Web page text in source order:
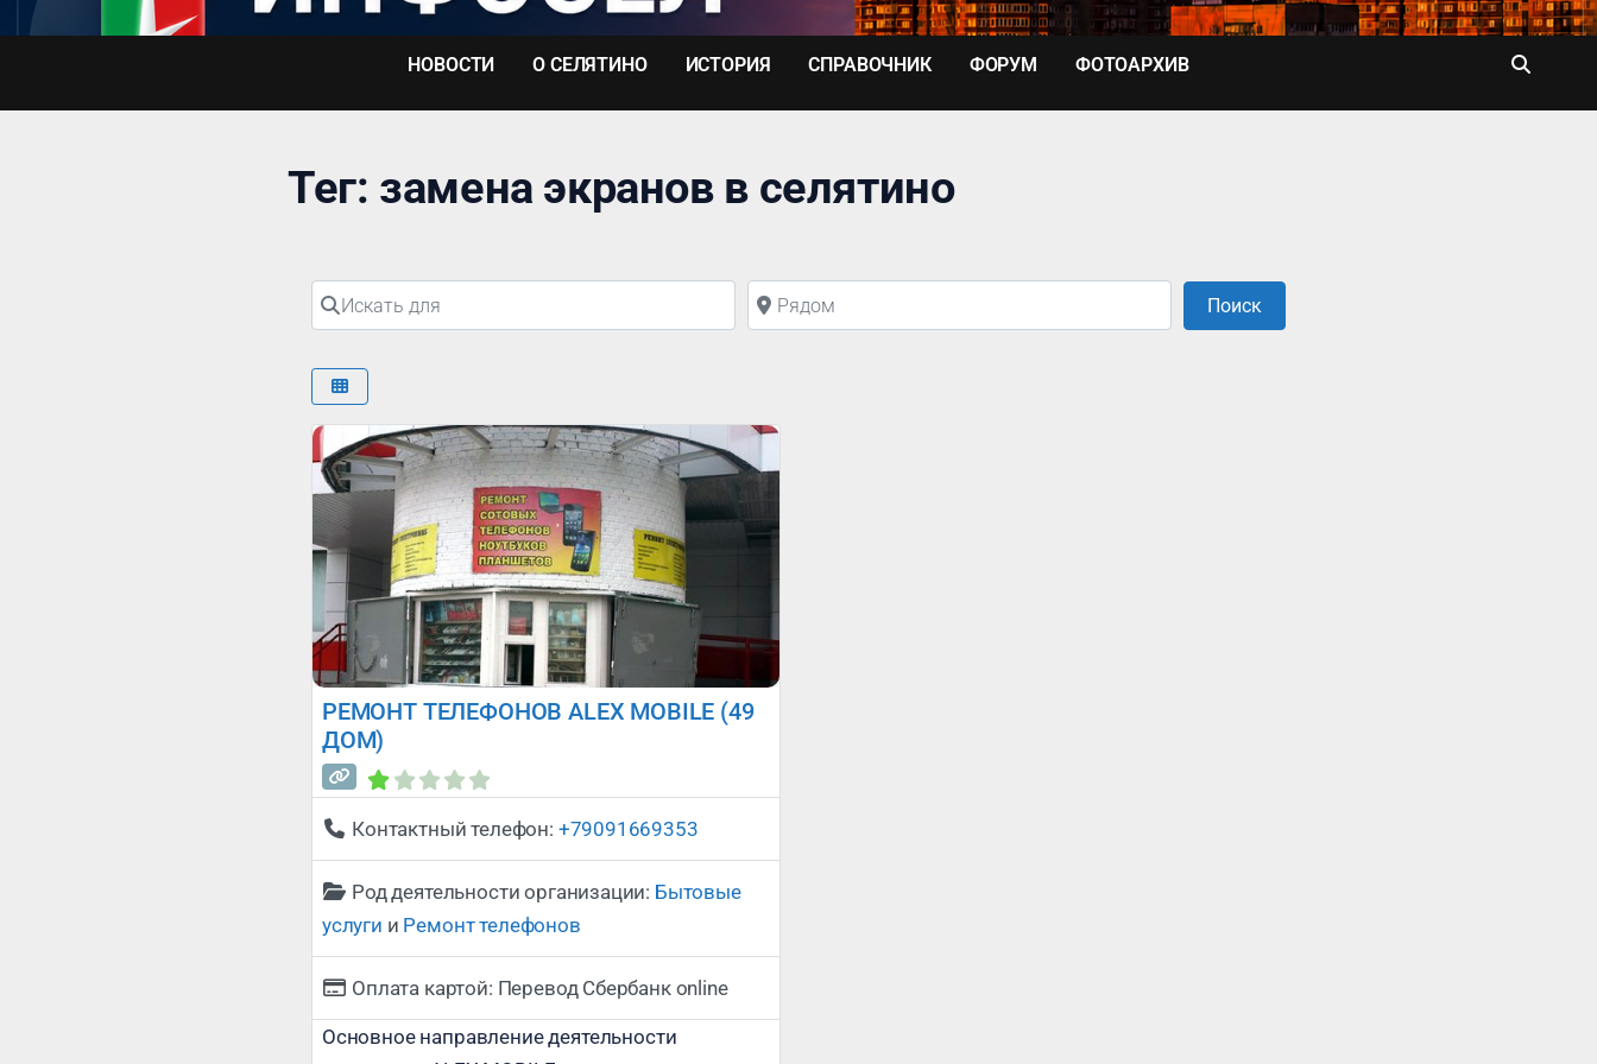
Перейти
НОВОСТИ О СЕЛЯТИНО ИСТОРИЯ СПРАВОЧНИК ФОРУМ ФОТОАРХИВ
Тег: замена экранов в селятино
Искать для Рядом ПоискПоиск
РЕМОНТ ТЕЛЕФОНОВ ALEX MOBILE (49
ДОМ)
Сейчас открыто
Контактный телефон: +79091669353
Род деятельности организации: Бытовые
услуги и Ремонт телефонов
Оплата картой: Перевод Сбербанк online
Основное направление деятельности